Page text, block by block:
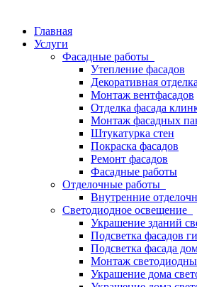
Главная
Услуги
Фасадные работы
Утепление фасадов
Декоративная отделка
Монтаж вентфасадов
Отделка фасада
Монтаж фасадных
Штукатурка стен
Покраска фасадов
Ремонт фасадов
Фасадные работы
Отделочные работы
Внутренние
Светодиодное освещение
Украшение зданий
Подсветка фасадов
Подсветка фасада
Монтаж
Украшение дома